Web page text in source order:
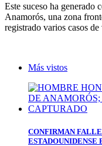
Este suceso ha generado
Anamorós, una zona
registrado varios casos
Más vistos
CONFIRMAN
ESTADOUNIDENSE